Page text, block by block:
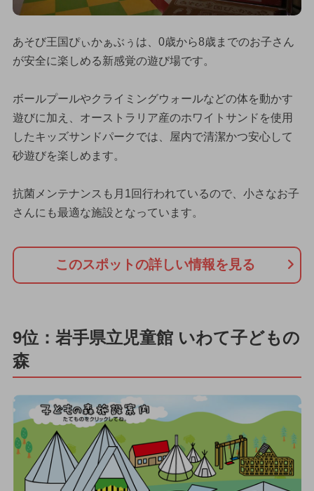
あそび王国ぴぃかぁぶぅは、0歳から8歳までのお子さん
が安全に楽しめる新感覚の遊び場です。
ボールプールやクライミングウォールなどの体を動かす
遊びに加え、オーストラリア産のホワイトサンドを使用
したキッズサンドパークでは、屋内で清潔かつ安心して
砂遊びを楽しめます。
抗菌メンテナンスも月1回行われているので、小さなお子
さんにも最適な施設となっています。
このスポットの詳しい情報を見る
9位：岩手県立児童館 いわて子どもの
森